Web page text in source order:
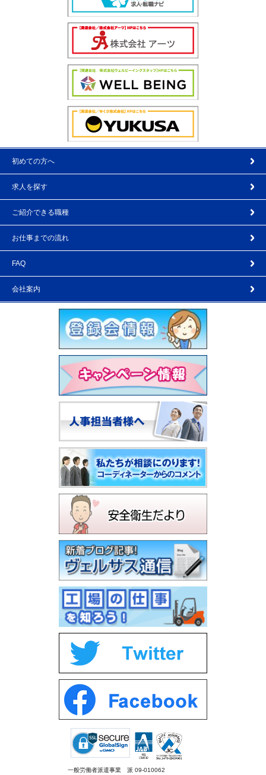
初めての方へ
求人を探す
ご紹介できる職種
お仕事までの流れ
FAQ
会社案内
一般労働者派遣事業 派 09-010062